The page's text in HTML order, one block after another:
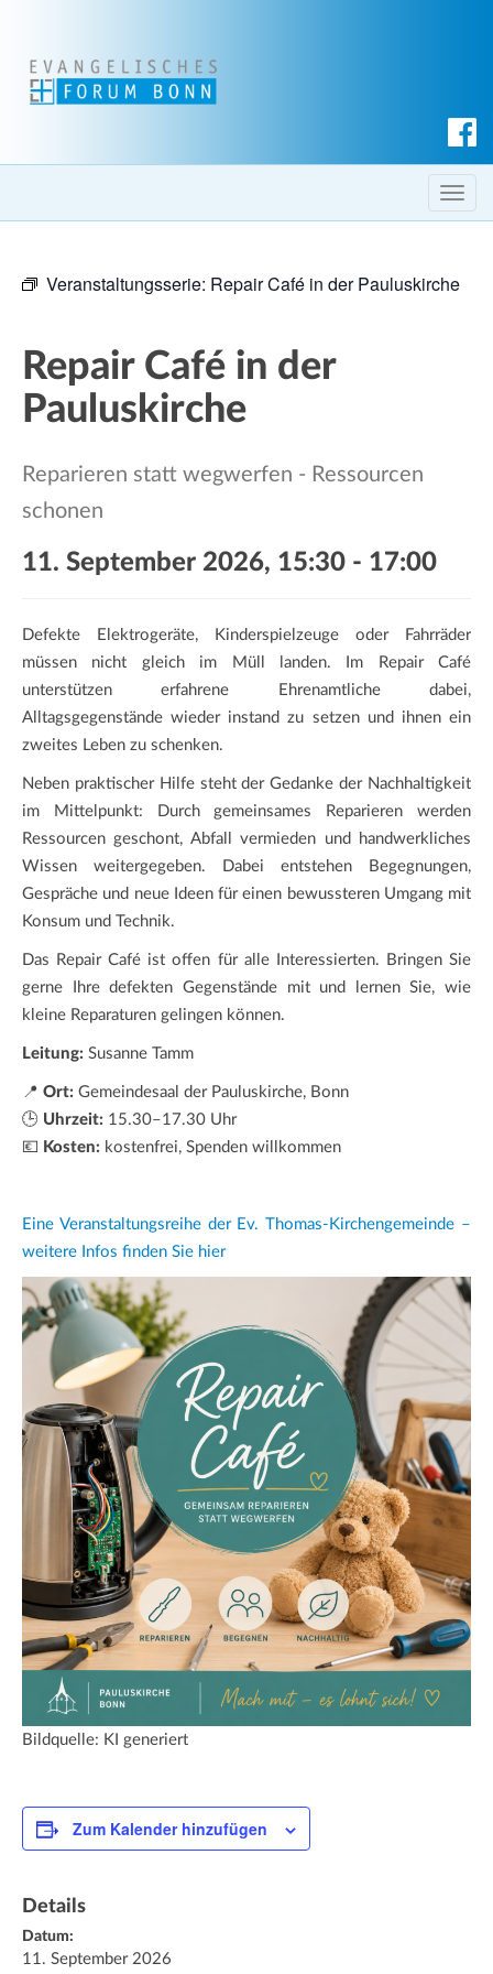
c
h T
o
g
Veranstaltungsserie: Repair Café in der Pauluskirche
Repair Café in der
Pauluskirche
Reparieren statt wegwerfen - Ressourcen
schonen
11. September 2026, 15:30 - 17:00
Defekte Elektrogeräte, Kinderspielzeuge oder Fahrräder
müssen nicht gleich im Müll landen. Im Repair Café
unterstützen erfahrene Ehrenamtliche dabei,
Alltagsgegenstände wieder instand zu setzen und ihnen ein
zweites Leben zu schenken.
Neben praktischer Hilfe steht der Gedanke der Nachhaltigkeit
im Mittelpunkt: Durch gemeinsames Reparieren werden
Ressourcen geschont, Abfall vermieden und handwerkliches
Wissen weitergegeben. Dabei entstehen Begegnungen,
Gespräche und neue Ideen für einen bewussteren Umgang mit
Konsum und Technik.
Das Repair Café ist offen für alle Interessierten. Bringen Sie
gerne Ihre defekten Gegenstände mit und lernen Sie, wie
kleine Reparaturen gelingen können.
Leitung: Susanne Tamm
📍 Ort: Gemeindesaal der Pauluskirche, Bonn
🕒 Uhrzeit: 15.30–17.30 Uhr
💶 Kosten: kostenfrei, Spenden willkommen
Eine Veranstaltungsreihe der Ev. Thomas-Kirchengemeinde –
weitere Infos finden Sie hier
Bildquelle: KI generiert
Zum Kalender hinzufügen
Details
Datum:
11. September 2026